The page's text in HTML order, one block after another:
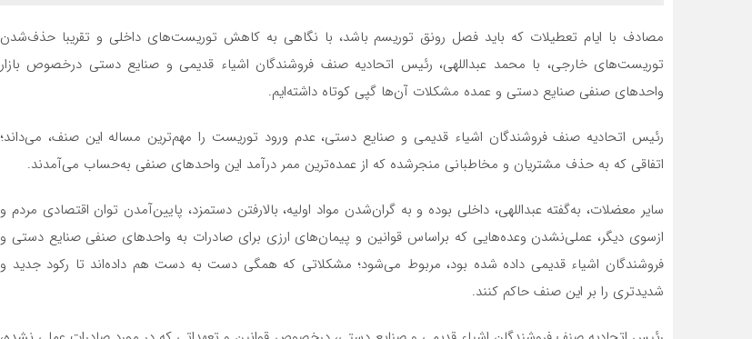
مصادف با ایام تعطیلات که باید فصل رونق توریسم باشد، با نگاهی به کاهش توریست‌های داخلی و تقریبا حذف‌شدن
توریست‌های خارجی، با محمد عبداللهی، رئیس اتحادیه صنف فروشندگان اشیاء قدیمی و صنایع دستی درخصوص بازار
واحدهای صنفی صنایع دستی و عمده مشکلات آن‌ها گپی کوتاه داشته‌ایم.
رئیس اتحادیه صنف فروشندگان اشیاء قدیمی و صنایع دستی، عدم ورود توریست را مهم‌ترین مساله این صنف، می‌داند؛
اتفاقی که به حذف مشتریان و مخاطبانی منجرشده که از عمده‌ترین ممر درآمد این واحدهای صنفی به‌حساب می‌آمدند.
سایر معضلات، به‌گفته عبداللهی، داخلی بوده و به گران‌شدن مواد اولیه، بالارفتن دستمزد، پایین‌آمدن توان اقتصادی مردم و
ازسوی دیگر، عملی‌نشدن وعده‌هایی که براساس قوانین و پیمان‌های ارزی برای صادرات به واحدهای صنفی صنایع دستی و
فروشندگان اشیاء قدیمی داده شده بود، مربوط می‌شود؛ مشکلاتی که همگی دست به دست هم داده‌اند تا رکود جدید و
شدیدتری را بر این صنف حاکم کنند.